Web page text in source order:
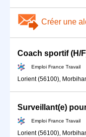
Créer une
Coach sportif (H/
Emploi France Travail
Lorient (56100),
Emploi France Travail
Lorient (56100),